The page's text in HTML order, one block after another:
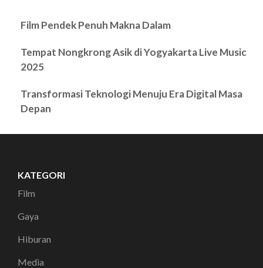
Film Pendek Penuh Makna Dalam
Tempat Nongkrong Asik di Yogyakarta Live Music
2025
Transformasi Teknologi Menuju Era Digital Masa
Depan
KATEGORI
Film
Gaya
Hiburan
Media